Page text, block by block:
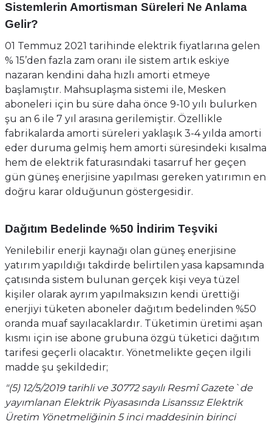
Sistemlerin Amortisman Süreleri Ne Anlama
Gelir?
01 Temmuz 2021 tarihinde elektrik fiyatlarına gelen
% 15’den fazla zam oranı ile sistem artık eskiye
nazaran kendini daha hızlı amorti etmeye
başlamıştır. Mahsuplaşma sistemi ile, Mesken
aboneleri için bu süre daha önce 9-10 yılı bulurken
şu an 6 ile 7 yıl arasına gerilemiştir. Özellikle
fabrikalarda amorti süreleri yaklaşık 3-4 yılda amorti
eder duruma gelmiş hem amorti süresindeki kısalma
hem de elektrik faturasındaki tasarruf her geçen
gün güneş enerjisine yapılması gereken yatırımın en
doğru karar olduğunun göstergesidir.
Dağıtım Bedelinde %50 İndirim Teşviki
Yenilebilir enerji kaynağı olan güneş enerjisine
yatırım yapıldığı takdirde belirtilen yasa kapsamında
çatısında sistem bulunan gerçek kişi veya tüzel
kişiler olarak ayrım yapılmaksızın kendi ürettiği
enerjiyi tüketen aboneler dağıtım bedelinden %50
oranda muaf sayılacaklardır. Tüketimin üretimi aşan
kısmı için ise abone grubuna özgü tüketici dağıtım
tarifesi geçerli olacaktır. Yönetmelikte geçen ilgili
madde şu şekildedir;
"(5) 12/5/2019 tarihli ve 30772 sayılı Resmî Gazete`de
yayımlanan Elektrik Piyasasında Lisanssız Elektrik
Üretim Yönetmeliğinin 5 inci maddesinin birinci